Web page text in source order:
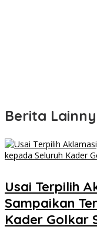
Berita
Usai Terpilih
Sampaikan
Kader Golkar